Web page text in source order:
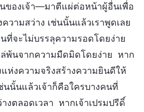
ของเจ้า—มาตีแผ่ต่อหน้าผู้อื่นเพื่อ
วามสว่าง เช่นนั้นแล้วเราพูดเลย
ที่จะไม่บรรลุความรอดโดยง่าย
ล่พ้นจากความมืดมิดโดยง่าย หาก
ห่งความจริงสร้างความยินดีให้
นนั้นแล้วเจ้าก็คือใครบางคนที่
งตลอดเวลา หากเจ้าเปรมปรีดิ์